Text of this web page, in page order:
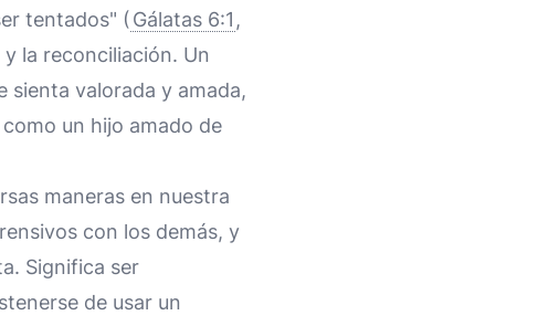
tentados" ( Gálatas 6:1 ,
la reconciliación. Un
sienta valorada y amada,
un hijo amado de
maneras en nuestra
con los demás, y
Significa ser
de usar un